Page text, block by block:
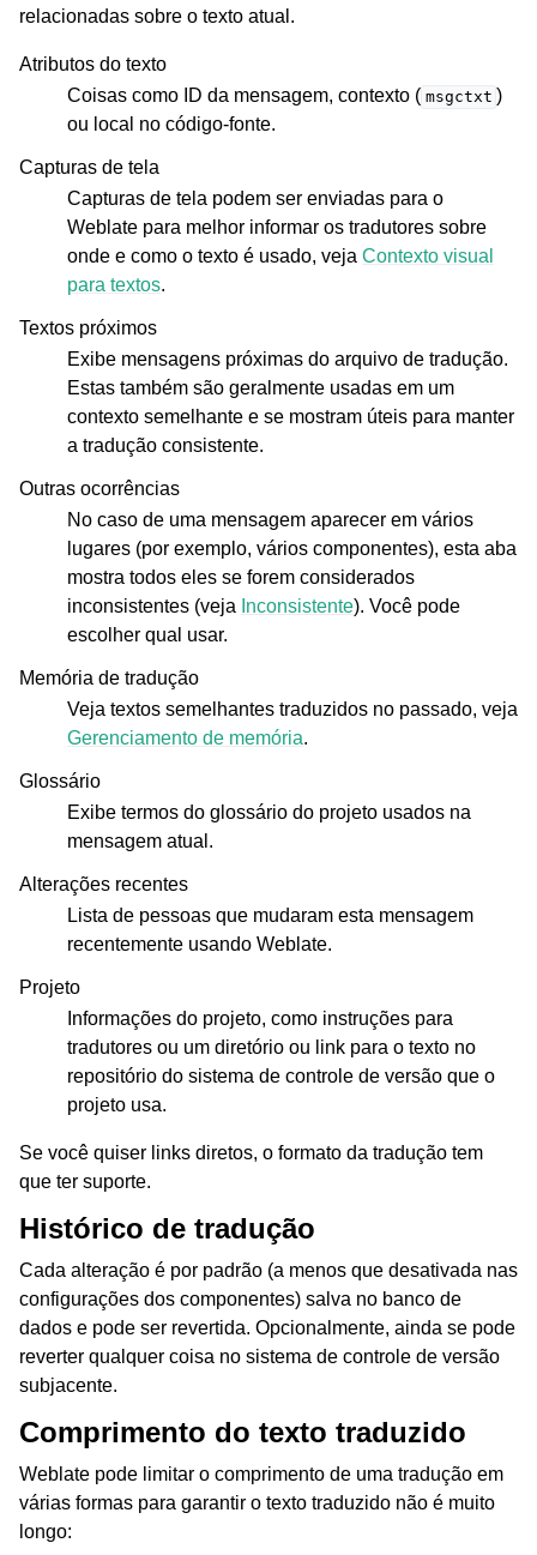
relacionadas sobre o texto atual.
Atributos do texto
Coisas como ID da mensagem, contexto ( msgctxt )
ou local no código-fonte.
Capturas de tela
Capturas de tela podem ser enviadas para o
Weblate para melhor informar os tradutores sobre
onde e como o texto é usado, veja Contexto visual
para textos.
Textos próximos
Exibe mensagens próximas do arquivo de tradução.
Estas também são geralmente usadas em um
contexto semelhante e se mostram úteis para manter
a tradução consistente.
Outras ocorrências
No caso de uma mensagem aparecer em vários
lugares (por exemplo, vários componentes), esta aba
mostra todos eles se forem considerados
inconsistentes (veja Inconsistente). Você pode
escolher qual usar.
Memória de tradução
Veja textos semelhantes traduzidos no passado, veja
Gerenciamento de memória.
Glossário
Exibe termos do glossário do projeto usados na
mensagem atual.
Alterações recentes
Lista de pessoas que mudaram esta mensagem
recentemente usando Weblate.
Projeto
Informações do projeto, como instruções para
tradutores ou um diretório ou link para o texto no
repositório do sistema de controle de versão que o
projeto usa.
Se você quiser links diretos, o formato da tradução tem
que ter suporte.
Histórico de tradução
Cada alteração é por padrão (a menos que desativada nas
configurações dos componentes) salva no banco de
dados e pode ser revertida. Opcionalmente, ainda se pode
reverter qualquer coisa no sistema de controle de versão
subjacente.
Comprimento do texto traduzido
Weblate pode limitar o comprimento de uma tradução em
várias formas para garantir o texto traduzido não é muito
longo: